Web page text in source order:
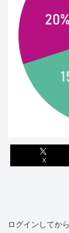
X
ログインしてか